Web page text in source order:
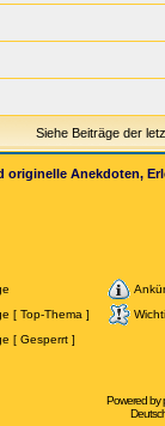
Siehe Beiträge der
originelle Anekdoten,
[ Top-Thema ]
[ Gesperrt ]
Powered by